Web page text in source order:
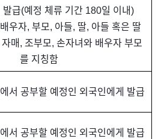
발급(예정 체류 기간 180일 이내)
우자, 부모, 아들, 딸, 아들 혹은 딸
매, 조부모, 손자녀와 배우자 부모
를 지칭함
서 공부할 예정인 외국인에게 발급
서 공부할 예정인 외국인에게 발급